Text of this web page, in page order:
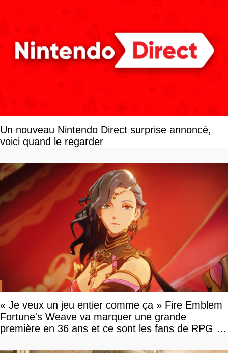
Un nouveau Nintendo Direct surprise annoncé,
voici quand le regarder
« Je veux un jeu entier comme ça » Fire Emblem
Fortune's Weave va marquer une grande
première en 36 ans et ce sont les fans de RPG en